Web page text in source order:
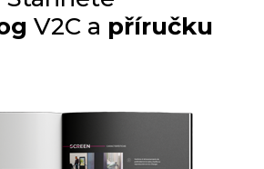
V2C a příručku